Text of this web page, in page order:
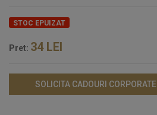
STOC EPUIZAT
Pret: 34LEI
SOLICITA CADOURI CORPORATE